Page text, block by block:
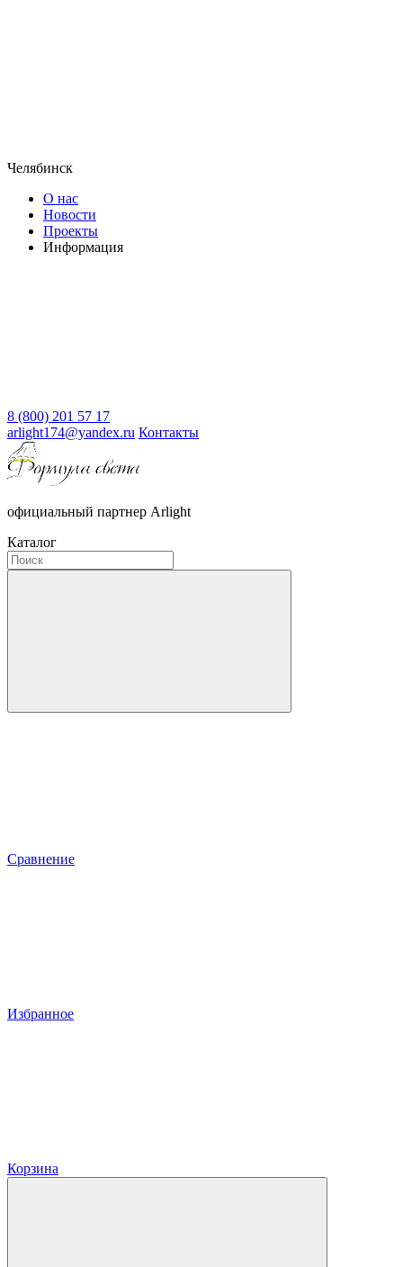
Челябинск
О нас
Новости
Проекты
Информация
8 (800) 201 57 17
arlight174@yandex.ru Контакты
официальный партнер Arlight
Каталог
Сравнение
Избранное
Корзина